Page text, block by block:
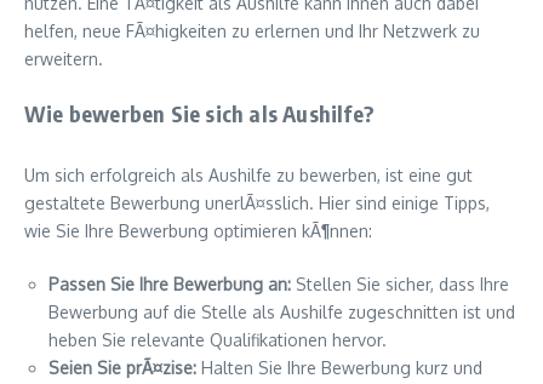
helfen, neue FÃ¤higkeiten zu erlernen und Ihr Netzwerk zu
erweitern.
Wie bewerben Sie sich als Aushilfe?
Um sich erfolgreich als Aushilfe zu bewerben, ist eine gut
gestaltete Bewerbung unerlÃ¤sslich. Hier sind einige Tipps,
wie Sie Ihre Bewerbung optimieren kÃ¶nnen:
Passen Sie Ihre Bewerbung an: Stellen Sie sicher, dass Ihre
Bewerbung auf die Stelle als Aushilfe zugeschnitten ist und
heben Sie relevante Qualifikationen hervor.
Seien Sie prÃ¤zise: Halten Sie Ihre Bewerbung kurz und